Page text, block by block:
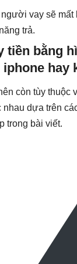
vay sẽ mất
trả.
tiền bằng
hay
còn tùy thuộc
nhau dựa trên
trong bài viết.